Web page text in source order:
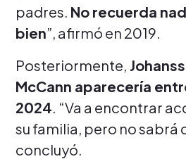
padres. No recuerda
bien”, afirmó en 2019.
Posteriormente,
McCann aparecería
2024. “Va a encontrar
su familia, pero no sabrá
concluyó.